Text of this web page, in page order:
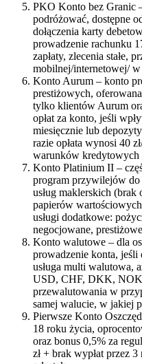
PKO Konto bez Granic
podróżować, dostępne
dołączenia karty
prowadzenie rachunku
zapłaty, zlecenia stałe,
mobilnej/internetowej/
Konto Aurum – konto
prestiżowych,
tylko klientów Aurum
opłat za konto, jeśli
miesięcznie lub
razie opłata wynosi 40
warunków kredytowych
Konto Platinium II –
program przywilejów do
usług maklerskich (brak
papierów
usługi dodatkowe:
negocjowane,
Konto walutowe – dla
prowadzenie konta, jeśli
usługa multi walutowa,
USD, CHF, DKK,
przewalutowania w
samej walucie, w jakiej
Pierwsze Konto
18 roku życia,
oraz bonus 0,5% za
zł + brak wypłat przez